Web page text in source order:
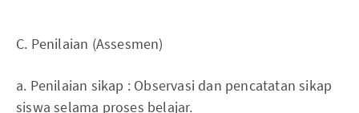
C. Penilaian (Assesmen)
a. Penilaian sikap : Observasi dan pencatatan sikap
siswa selama proses belajar.